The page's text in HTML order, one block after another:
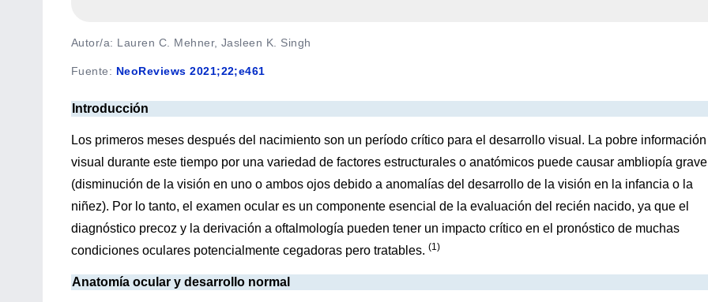
Autor/a: Lauren C. Mehner, Jasleen K. Singh
Fuente: NeoReviews 2021;22;e461
Introducción
Los primeros meses después del nacimiento son un período crítico para el desarrollo visual. La pobre información
visual durante este tiempo por una variedad de factores estructurales o anatómicos puede causar ambliopía grave
(disminución de la visión en uno o ambos ojos debido a anomalías del desarrollo de la visión en la infancia o la
niñez). Por lo tanto, el examen ocular es un componente esencial de la evaluación del recién nacido, ya que el
diagnóstico precoz y la derivación a oftalmología pueden tener un impacto crítico en el pronóstico de muchas
condiciones oculares potencialmente cegadoras pero tratables. (1)
Anatomía ocular y desarrollo normal